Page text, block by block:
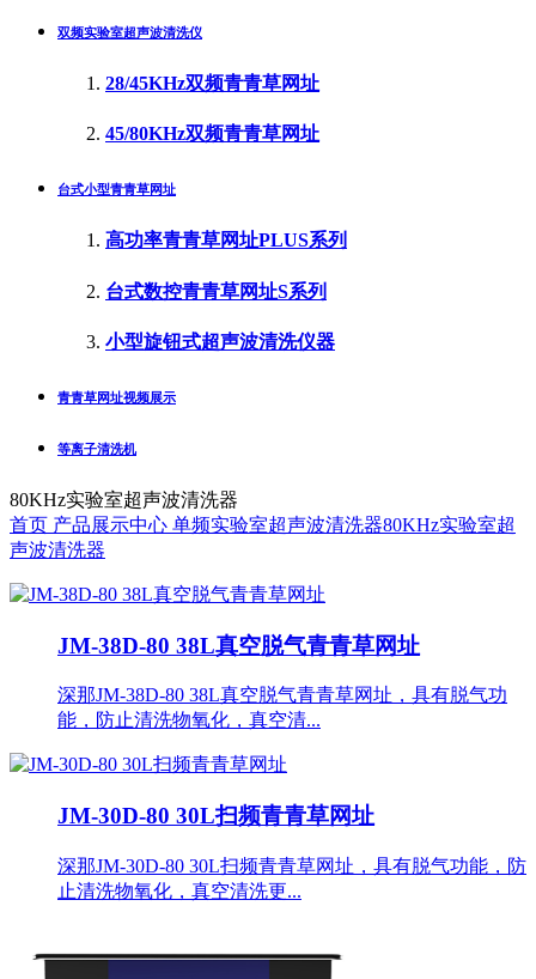
双频实验室超声波清洗仪
28/45KHz双频青青草网址
45/80KHz双频青青草网址
台式小型青青草网址
高功率青青草网址PLUS系列
台式数控青青草网址S系列
小型旋钮式超声波清洗仪器
青青草网址视频展示
等离子清洗机
80KHz实验室超声波清洗器
首页 产品展示中心 单频实验室超声波清洗器80KHz实验室超
声波清洗器
JM-38D-80 38L真空脱气青青草网址
深那JM-38D-80 38L真空脱气青青草网址，具有脱气功
能，防止清洗物氧化，真空清...
JM-30D-80 30L扫频青青草网址
深那JM-30D-80 30L扫频青青草网址，具有脱气功能，防
止清洗物氧化，真空清洗更...